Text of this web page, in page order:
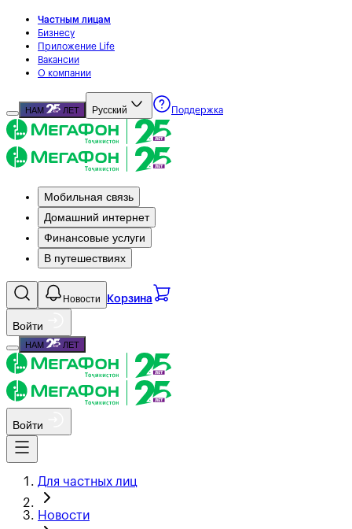
Частным лицам
Бизнесу
Приложение Life
Вакансии
О компании
НАМ ЛЕТ Русский Поддержка
Мобильная связь
Домашний интернет
Финансовые услуги
В путешествиях
Новости Корзина
Войти
НАМ ЛЕТ
Войти
Для частных лиц
Новости